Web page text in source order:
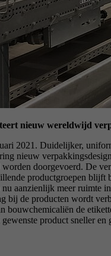
nieuw wereldwijd
2021. Duidelijker,
nieuw
doorgevoerd. De
productgroepen blijft
aanzienlijk meer ruimte
bij de producten wordt
bouwchemicaliën de
product sneller en